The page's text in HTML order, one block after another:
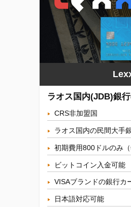
ラオス国内(JDB)銀
CRS非加盟国
ラオス国内の民間大手
初期費用800ドルのみ（
ビットコイン入金可能
VISAブランドの銀行カ
日本語対応可能